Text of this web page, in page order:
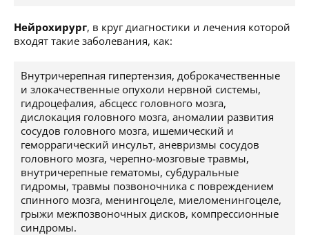
Нейрохирург, в круг диагностики и лечения которой
входят такие заболевания, как:
Внутричерепная гипертензия, доброкачественные
и злокачественные опухоли нервной системы,
гидроцефалия, абсцесс головного мозга,
дислокация головного мозга, аномалии развития
сосудов головного мозга, ишемический и
геморрагический инсульт, аневризмы сосудов
головного мозга, черепно-мозговые травмы,
внутричерепные гематомы, субдуральные
гидромы, травмы позвоночника с повреждением
спинного мозга, менингоцеле, миеломенингоцеле,
грыжи межпозвоночных дисков, компрессионные
синдромы.